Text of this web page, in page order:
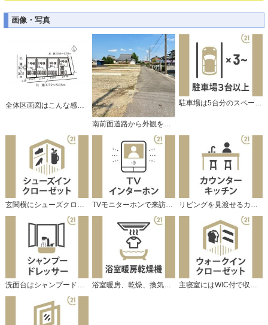
画像・写真
全体区画図はこんな感じになっています。
南前面道路から外観を見るとこんな感じ。
駐車場は5台分のスペースがあります。
洗面台はシャンプードレッサー仕様です。 浴室暖房、乾燥、換気機能付で快適です♪ 主寝室にはWIC付で収納タップリです。